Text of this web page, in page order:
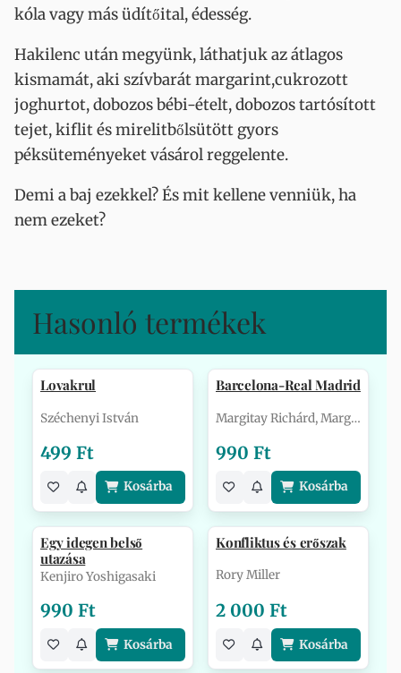
kóla vagy más üdítőital, édesség.
Hakilenc után megyünk, láthatjuk az átlagos
kismamát, aki szívbarát margarint,cukrozott
joghurtot, dobozos bébi-ételt, dobozos tartósított
tejet, kiflit és mirelitbőlsütött gyors
péksüteményeket vásárol reggelente.
Demi a baj ezekkel? És mit kellene venniük, ha
nem ezeket?
Hasonló termékek
Lovakrul
Széchenyi István
499 Ft
Kosárba
Barcelona-Real Madrid
Margitay Richárd, Margitay Zsolt
990 Ft
Kosárba
Egy idegen belső
utazása
Kenjiro Yoshigasaki
990 Ft
Kosárba
Konfliktus és erőszak
Rory Miller
2 000 Ft
Kosárba